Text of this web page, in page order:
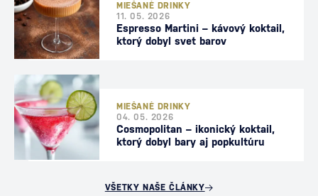
MIEŠANÉ DRINKY
11. 05. 2026
Espresso Martini – kávový koktail,
ktorý dobyl svet barov
MIEŠANÉ DRINKY
04. 05. 2026
Cosmopolitan – ikonický koktail,
ktorý dobyl bary aj popkultúru
VŠETKY NAŠE ČLÁNKY